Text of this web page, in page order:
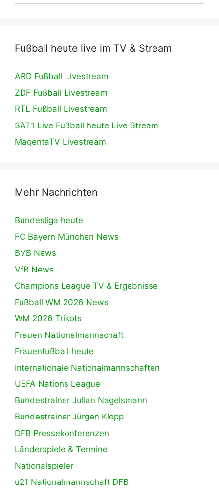
Fußball heute live im TV & Stream
ARD Fußball Livestream
ZDF Fußball Livestream
RTL Fußball Livestream
SAT1 Live Fußball heute Live Stream
MagentaTV Livestream
Mehr Nachrichten
Bundesliga heute
FC Bayern München News
BVB News
VfB News
Champions League TV & Ergebnisse
Fußball WM 2026 News
WM 2026 Trikots
Frauen Nationalmannschaft
Frauenfußball heute
Internationale Nationalmannschaften
UEFA Nations League
Bundestrainer Julian Nagelsmann
Bundestrainer Jürgen Klopp
DFB Pressekonferenzen
Länderspiele & Termine
Nationalspieler
u21 Nationalmannschaft DFB